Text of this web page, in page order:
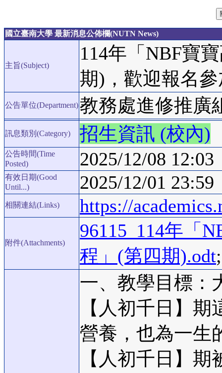
國立臺南大學 最新消息公佈欄(NUTN News)
主旨(Subject)
114年「NBF寶
期)，歡迎報名參
公告單位(Department)教務處進修推廣
訊息類別(Category) 招生資訊 (校內)
公告時間(Time
Posted)
2025/12/08 12:03
有效日期(Good
Until...)
2025/12/01 23:59
相關連結(Links) https://
附件(Attachments)
96115_114年「
程」(第四期).odt;
一、教學目標：
【人初千日】
營養，也為一生
【人初千日】